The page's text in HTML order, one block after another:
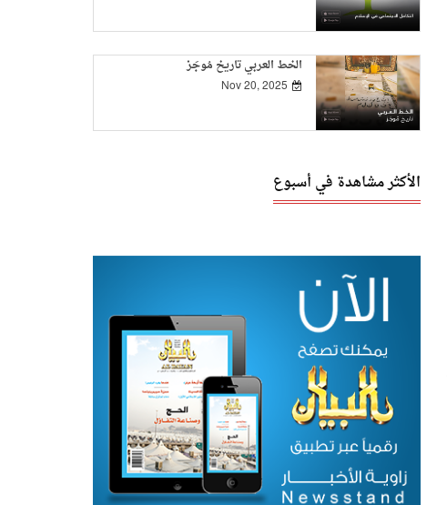
الخط العربي تاريخ مُوجَز
Nov 20, 2025
الأكثر مشاهدة في أسبوع